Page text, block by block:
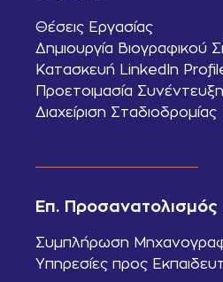
Θέσεις Εργασίας
Δημιουργία Βιογραφικού
Κατασκευή LinkedIn
Προετοιμασία
Διαχείριση Σταδιοδρομίας
Επ. Προσανατολισμός
Συμπλήρωση
Υπηρεσίες προς